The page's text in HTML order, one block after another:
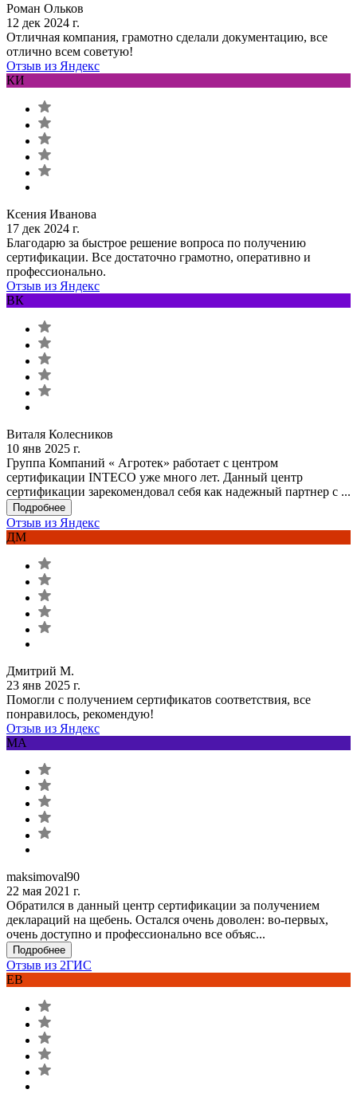
Роман Ольков
12 дек 2024 г.
Отличная компания, грамотно сделали документацию, все
отлично всем советую!
Отзыв из Яндекс
КИ
Ксения Иванова
17 дек 2024 г.
Благодарю за быстрое решение вопроса по получению
сертификации. Все достаточно грамотно, оперативно и
профессионально.
Отзыв из Яндекс
ВК
Виталя Колесников
10 янв 2025 г.
Группа Компаний « Агротек» работает с центром
сертификации INTECO уже много лет. Данный центр
сертификации зарекомендовал себя как надежный партнер с ...
Подробнее
Отзыв из Яндекс
ДМ
Дмитрий М.
23 янв 2025 г.
Помогли с получением сертификатов соответствия, все
понравилось, рекомендую!
Отзыв из Яндекс
MA
maksimoval90
22 мая 2021 г.
Обратился в данный центр сертификации за получением
деклараций на щебень. Остался очень доволен: во-первых,
очень доступно и профессионально все объяс...
Подробнее
Отзыв из 2ГИС
ЕВ